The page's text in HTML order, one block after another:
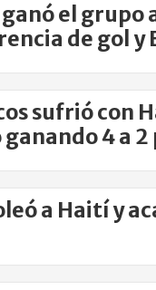
el grupo
de gol y
sufrió con
4 a 2
a Haití y